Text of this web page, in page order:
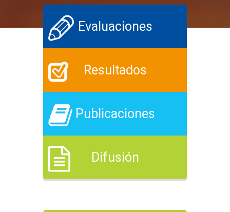
Evaluaciones
Resultados
Publicaciones
Difusión